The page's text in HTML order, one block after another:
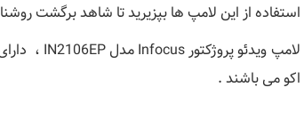
استفاده از این لامپ ها بپزیرید تا شاهد برگشت
اکو می باشند .